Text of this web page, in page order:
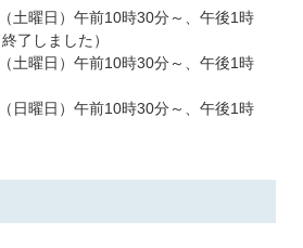
土曜日）午前10時30分～、午後1時
了しました）
土曜日）午前10時30分～、午後1時
日曜日）午前10時30分～、午後1時